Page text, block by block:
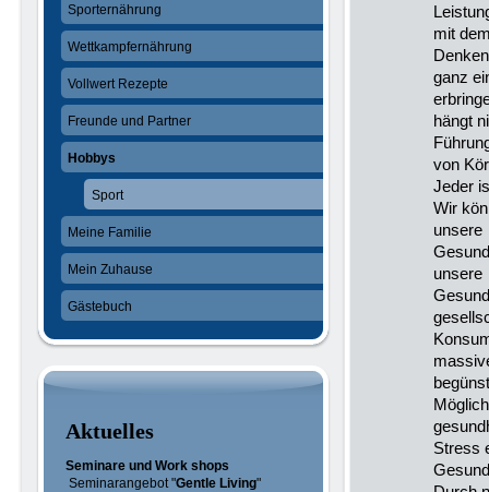
mit
Denken
ganz
hängt
von
Jeder
Wir
unsere
unsere
Stress
Sporternährung
Wettkampfernährung
Vollwert Rezepte
Freunde und Partner
Hobbys
Sport
Meine Familie
Mein Zuhause
Gästebuch
Aktuelles
Seminare und Work shops
Seminarangebot "Gentle Living"